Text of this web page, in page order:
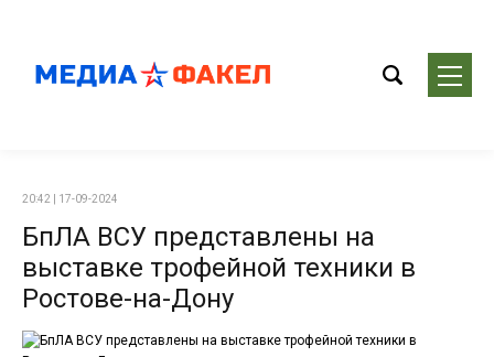
20:42 | 17-09-2024
БпЛА ВСУ представлены на
выставке трофейной техники в
Ростове-на-Дону